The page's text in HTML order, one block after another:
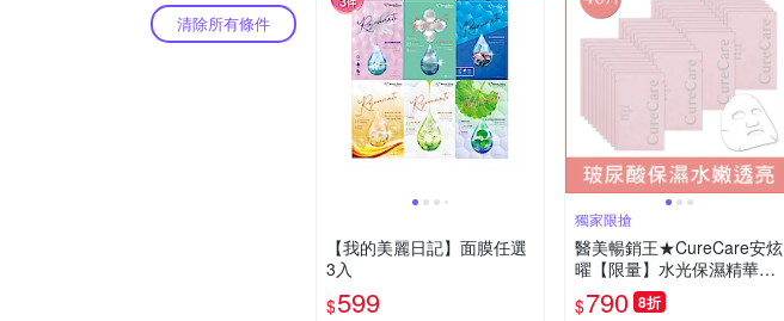
清除所有條件
【我的美麗日記】面膜任選
3入
$599
獨家限搶
醫美暢銷王★CureCare安炫
曜【限量】水光保濕精華面
膜40片★原價5160
$790 8折